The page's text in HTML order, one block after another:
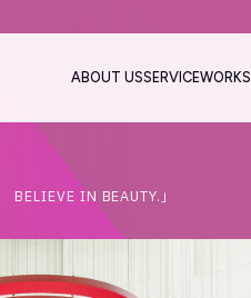
ABOUT USSERVICEWORKS
BELIEVE IN BEAUTY.」